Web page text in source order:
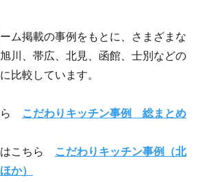
ム掲載の事例をもとに、さまざまな
川、帯広、北見、函館、士別などの
比較しています。
ら こだわりキッチン事例 総まとめ
こちら
こだわりキッチン事例（北
か）